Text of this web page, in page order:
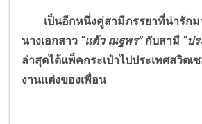
เป็นอีกหนึ่งคู่สามีภรรยาที่น่ารักม
นางเอกสาว “แต้ว ณฐพร”กับสามี “ป
ล่าสุดได้แพ็คกระเป๋าไปประเทศสวิตเ
งานแต่งของเพื่อน